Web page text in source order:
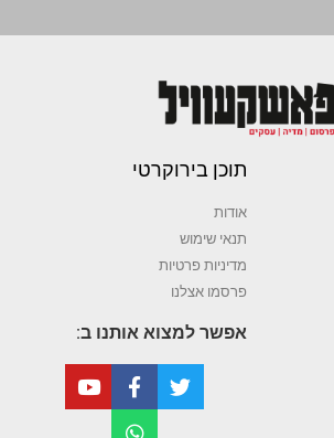
תוכן בירוקרטי
אודות
תנאי שימוש
מדיניות פרטיות
פרסמו אצלנו
אפשר למצוא אותנו ב: